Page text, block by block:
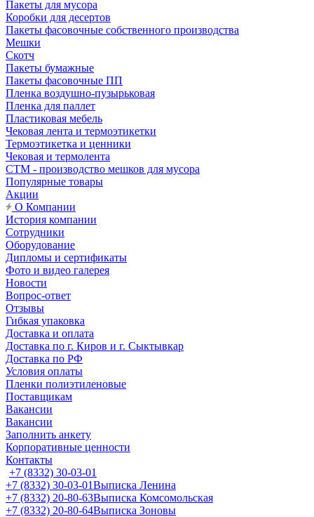
Пакеты для мусора
Коробки для десертов
Пакеты фасовочные собственного производства
Мешки
Скотч
Пакеты бумажные
Пакеты фасовочные ПП
Пленка воздушно-пузырьковая
Пленка для паллет
Пластиковая мебель
Чековая лента и термоэтикетки
Термоэтикетка и ценники
Чековая и термолента
СТМ - производство мешков для мусора
Популярные товары
Акции
О Компании
История компании
Сотрудники
Оборудование
Дипломы и сертификаты
Фото и видео галерея
Новости
Вопрос-ответ
Отзывы
Гибкая упаковка
Доставка и оплата
Доставка по г. Киров и г. Сыктывкар
Доставка по РФ
Условия оплаты
Пленки полиэтиленовые
Поставщикам
Вакансии
Вакансии
Заполнить анкету
Корпоративные ценности
Контакты
+7 (8332) 30-03-01
+7 (8332) 30-03-01Выписка Ленина
+7 (8332) 20-80-63Выписка Комсомольская
+7 (8332) 20-80-64Выписка Зоновы